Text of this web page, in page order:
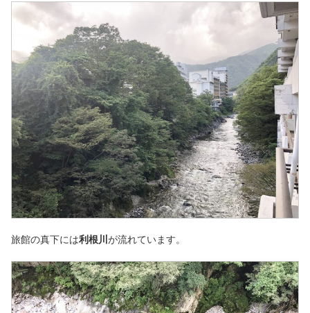
旅館の真下には利根川 が流れています。